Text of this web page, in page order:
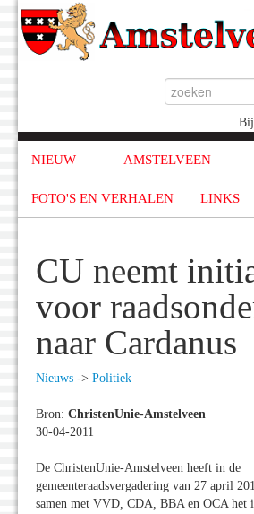
NIEUW AMSTELVEEN
FOTO'S EN VERHALEN LINKS
CU neemt
voor
naar Cardanus
Nieuws -> Politiek
Bron: ChristenUnie-Amstelveen
30-04-2011
De ChristenUnie-Amstelveen heeft in de
gemeenteraadsvergadering van 27 april
samen met VVD, CDA, BBA en OCA het